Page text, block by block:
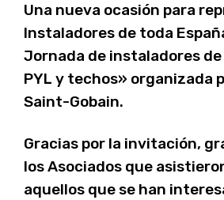
Una nueva ocasión para
Instaladores de toda
Jornada de instaladores
PYL y techos» organizada
Saint-Gobain.
Gracias por la invitación,
los Asociados que
aquellos que se han